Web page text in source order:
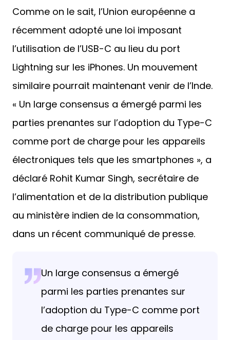
Comme on le sait, l’Union européenne a
récemment adopté une loi imposant
l’utilisation de l’USB-C au lieu du port
Lightning sur les iPhones. Un mouvement
similaire pourrait maintenant venir de l’Inde.
« Un large consensus a émergé parmi les
parties prenantes sur l’adoption du Type-C
comme port de charge pour les appareils
électroniques tels que les smartphones », a
déclaré Rohit Kumar Singh, secrétaire de
l’alimentation et de la distribution publique
au ministère indien de la consommation,
dans un récent communiqué de presse.
Un large consensus a émergé
parmi les parties prenantes sur
l’adoption du Type-C comme port
de charge pour les appareils